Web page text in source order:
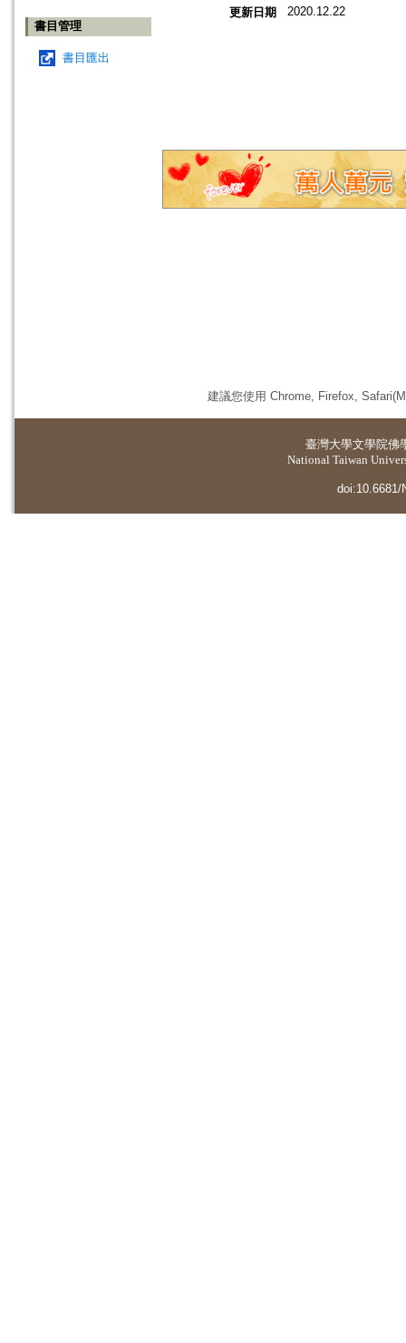
書目管理
書目匯出
更新日期 2020.12.22
建議您使用 Chrome, Firefox,
臺灣大學文學院佛
National Taiwan
doi:10.6681/